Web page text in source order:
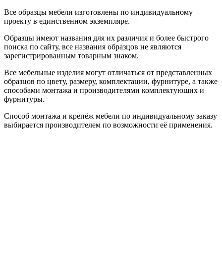
Все образцы мебели изготовлены по индивидуальному
проекту в единственном экземпляре.
Образцы имеют названия для их различия и более быстрого
поиска по сайту, все названия образцов не являются
зарегистрированным товарным знаком.
Все мебельные изделия могут отличаться от представленных
образцов по цвету, размеру, комплектации, фурнитуре, а также
способами монтажа и производителями комплектующих и
фурнитуры.
Способ монтажа и крепёж мебели по индивидуальному заказу
выбирается производителем по возможности её применения.